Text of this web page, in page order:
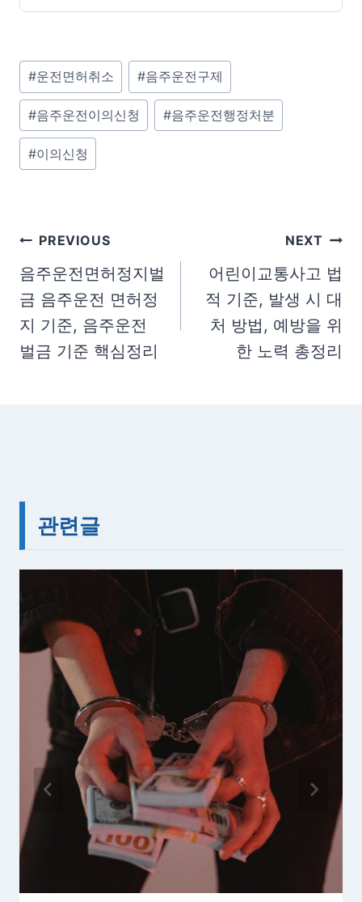
P
o
t
T
s
:
#운전면허취소 #음주운전구제
#음주운전이의신청 #음주운전행정처분
#이의신청
글
탐
색
PREVIOUS
음주운전면허정지벌
금 음주운전 면허정
지 기준, 음주운전
벌금 기준 핵심정리
NEXT
어린이교통사고 법
적 기준, 발생 시 대
처 방법, 예방을 위
한 노력 총정리
관련글